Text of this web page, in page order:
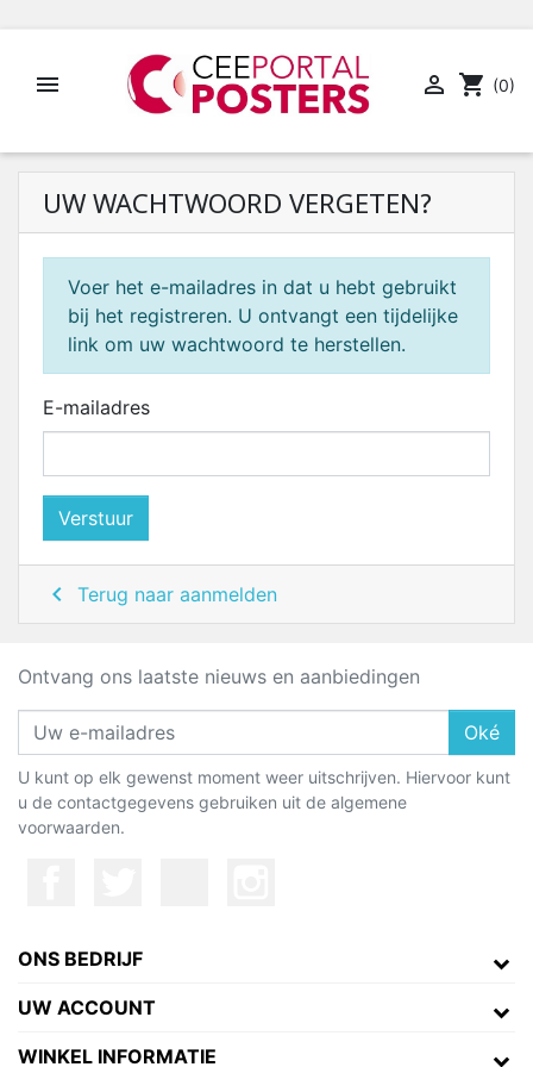
  shopping_cart (0)
UW WACHTWOORD VERGETEN?
Voer het e-mailadres in dat u hebt gebruikt
bij het registreren. U ontvangt een tijdelijke
link om uw wachtwoord te herstellen.
E-mailadres
Verstuur
 Terug naar aanmelden
Ontvang ons laatste nieuws en aanbiedingen
Oké
U kunt op elk gewenst moment weer uitschrijven. Hiervoor kunt
u de contactgegevens gebruiken uit de algemene
voorwaarden.
ONS BEDRIJF
UW ACCOUNT
WINKEL INFORMATIE